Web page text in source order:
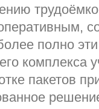
полно
комплекса
пакетов